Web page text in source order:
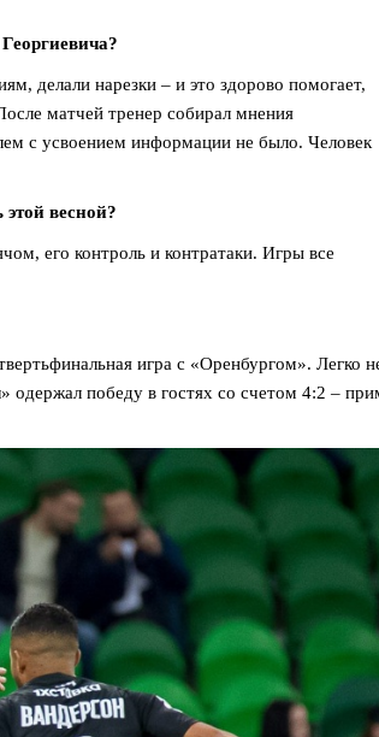
делали нарезки – и это здорово помогает,
матчей тренер собирал мнения
с усвоением информации не было. Человек
весной?
его контроль и контратаки. Игры все
игра с «Оренбургом». Легко
одержал победу в гостях со счетом 4:2 –